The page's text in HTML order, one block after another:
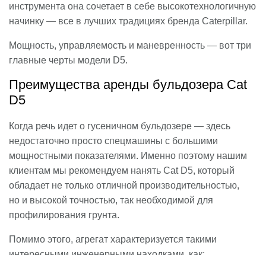
инструмента она сочетает в себе высокотехнологичную
начинку — все в лучших традициях бренда Caterpillar.
Мощность, управляемость и маневренность — вот три
главные черты модели D5.
Преимущества аренды бульдозера Cat
D5
Когда речь идет о гусеничном бульдозере — здесь
недостаточно просто спецмашины с большими
мощностными показателями. Именно поэтому нашим
клиентам мы рекомендуем нанять Cat D5, который
обладает не только отличной производительностью,
но и высокой точностью, так необходимой для
профилирования грунта.
Помимо этого, агрегат характеризуется такими